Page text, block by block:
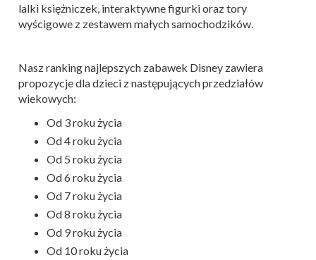
lalki księżniczek, interaktywne figurki oraz tory
wyścigowe z zestawem małych samochodzików.
Nasz ranking najlepszych zabawek Disney zawiera
propozycje dla dzieci z następujących przedziałów
wiekowych:
Od 3 roku życia
Od 4 roku życia
Od 5 roku życia
Od 6 roku życia
Od 7 roku życia
Od 8 roku życia
Od 9 roku życia
Od 10 roku życia